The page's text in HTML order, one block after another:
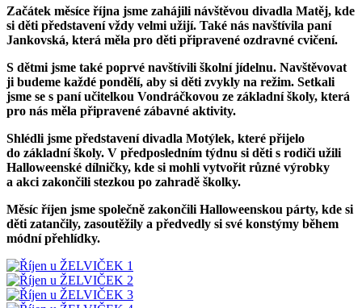
Začátek měsíce října jsme zahájili návštěvou divadla Matěj, kde
si děti představení vždy velmi užijí. Také nás navštívila paní
Jankovská, která měla pro děti připravené ozdravné cvičení.
S dětmi jsme také poprvé navštívili školní jídelnu. Navštěvovat
ji budeme každé pondělí, aby si děti zvykly na režim. Setkali
jsme se s paní učitelkou Vondráčkovou ze základní školy, která
pro nás měla připravené zábavné aktivity.
Shlédli jsme představení divadla Motýlek, které přijelo
do základní školy. V předposledním týdnu si děti s rodiči užili
Halloweenské dílničky, kde si mohli vytvořit různé výrobky
a akci zakončili stezkou po zahradě školky.
Měsíc říjen jsme společně zakončili Halloweenskou párty, kde si
děti zatančily, zasoutěžily a předvedly si své konstýmy během
módní přehlídky.